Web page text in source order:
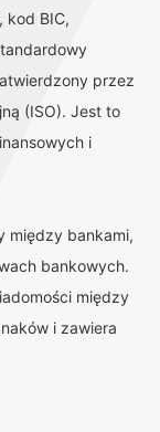
kod BIC,
przez
(ISO). Jest to
i
między bankami,
bankowych.
między
i zawiera